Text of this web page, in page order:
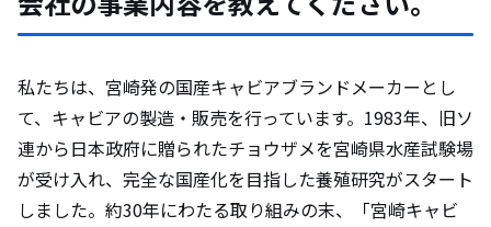
私たちは、宮崎発の国産キャビアブランドメーカーとし
て、キャビアの製造・販売を行っています。1983年、旧ソ
連から日本政府に贈られたチョウザメを宮崎県水産試験場
が受け入れ、完全な国産化を目指した養殖研究がスタート
しました。約30年にわたる取り組みの末、「宮崎キャビ